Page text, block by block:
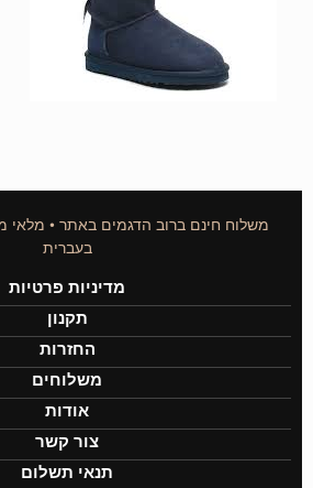
משלוח חינם ברוב הדגמים באתר • מלאי
בעברית
מדיניות פרטיות
תקנון
החזרות
משלוחים
אודות
צור קשר
תנאי תשלום